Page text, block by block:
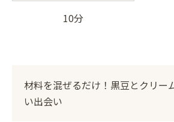
10分
材料を混ぜるだけ！黒豆とクリー
い出会い